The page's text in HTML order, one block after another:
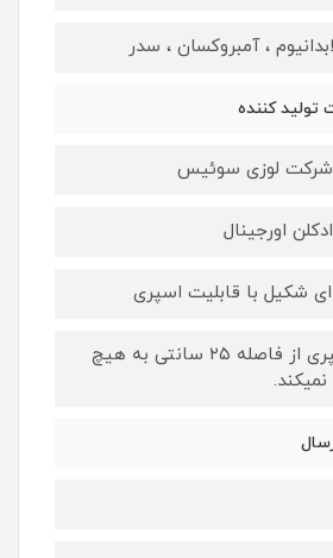
، آمبروکسان ، سدر
کننده
شرکت لوزی سوئیس
شکیل با قابلیت اسپری
🌟 در صورت اسپری از فاصله ۲۵ سانتی به هیچ